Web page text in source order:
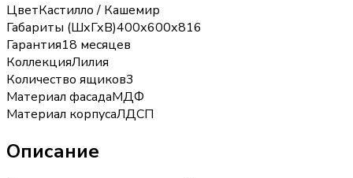
ЦветКастилло / Кашемир
Габариты (ШхГхВ)400х600х816
Гарантия18 месяцев
КоллекцияЛилия
Количество ящиков3
Материал фасадаМДФ
Материал корпусаЛДСП
Описание